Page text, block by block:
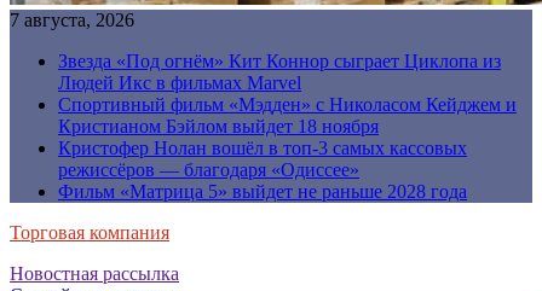
7 августа, 2026
Звезда «Под огнём» Кит Коннор сыграет Циклопа из
Людей Икс в фильмах Marvel
Спортивный фильм «Мэдден» с Николасом Кейджем и
Кристианом Бэйлом выйдет 18 ноября
Кристофер Нолан вошёл в топ-3 самых кассовых
режиссёров — благодаря «Одиссее»
Фильм «Матрица 5» выйдет не раньше 2028 года
Торговая компания
Новостная рассылка